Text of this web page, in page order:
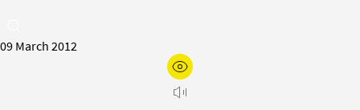
09 March 2012